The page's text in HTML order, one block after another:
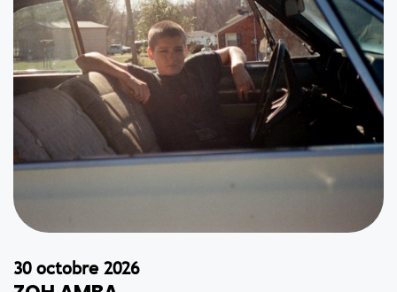
30 octobre 2026